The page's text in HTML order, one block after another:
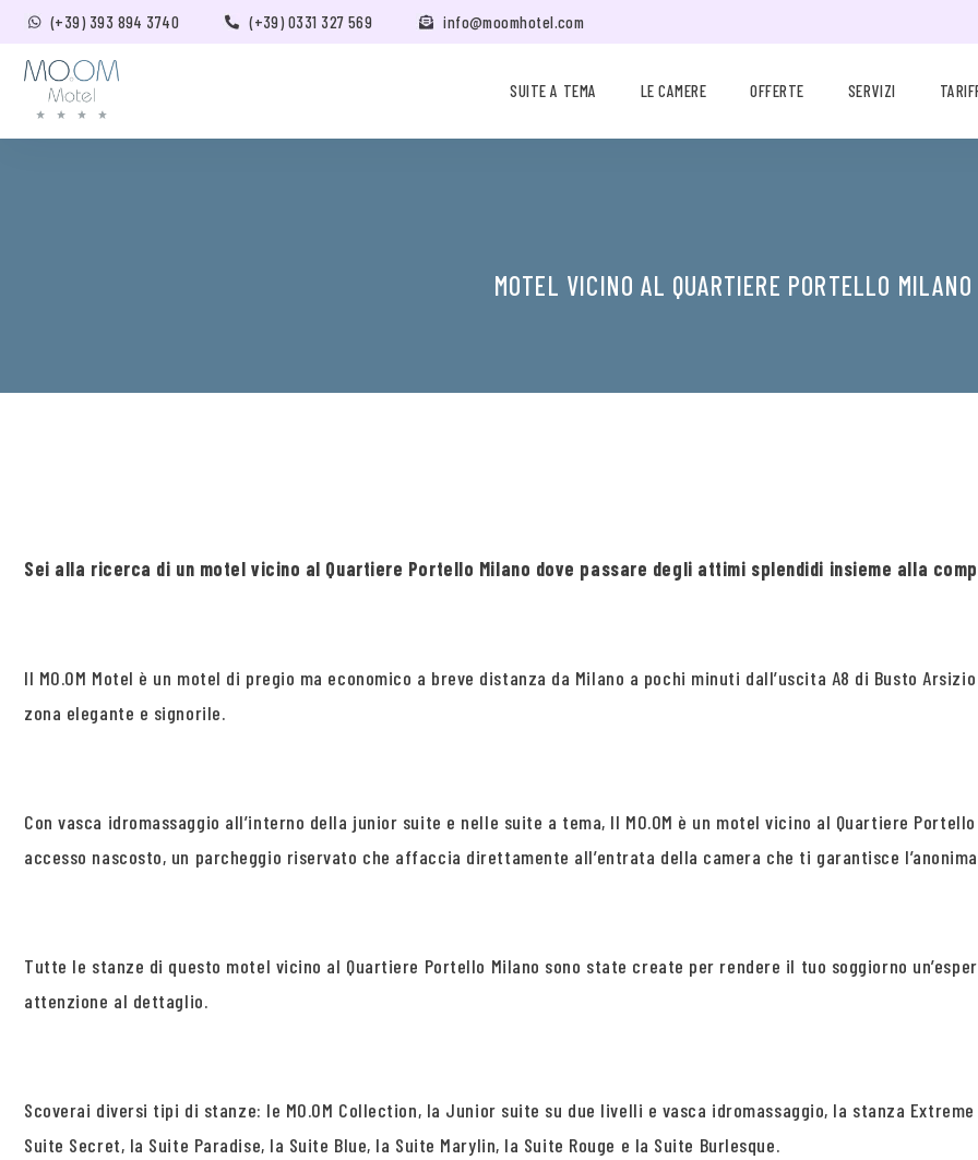
(+39) 393 894 3740 (+39) 0331 327 569 info@moomhotel.com
SUITE A TEMA LE CAMERE OFFERTE SERVIZI
MOTEL VICINO AL QUARTIERE PORTELLO MILANO
Sei alla ricerca di un motel vicino al Quartiere Portello Milano dove passare degli attimi splendidi insieme alla
Il MO.OM Motel è un motel di pregio ma economico a breve distanza da Milano a pochi minuti dall’uscita A8 di Busto
zona elegante e signorile.
Con vasca idromassaggio all’interno della junior suite e nelle suite a tema, Il MO.OM è un motel vicino al Quartiere
accesso nascosto, un parcheggio riservato che affaccia direttamente all’entrata della camera che ti garantisce
Tutte le stanze di questo motel vicino al Quartiere Portello Milano sono state create per rendere il tuo soggiorno
attenzione al dettaglio.
Scoverai diversi tipi di stanze: le MO.OM Collection, la Junior suite su due livelli e vasca idromassaggio, la stanza
Suite Secret, la Suite Paradise, la Suite Blue, la Suite Marylin, la Suite Rouge e la Suite Burlesque.